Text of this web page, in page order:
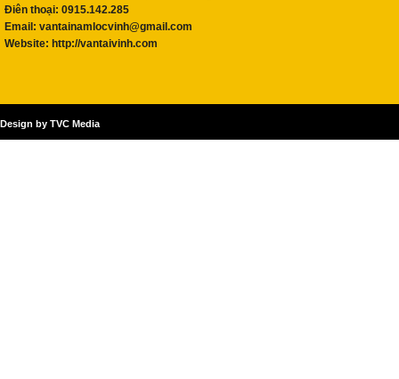
Điên thoại: 0915.142.285
Email: vantainamlocvinh@gmail.com
Website: http://vantaivinh.com
Design by TVC Media